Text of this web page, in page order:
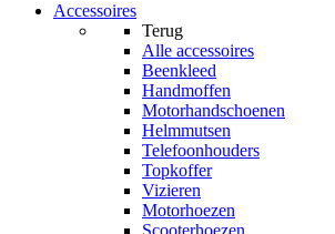
Accessoires
Terug
Alle accessoires
Beenkleed
Handmoffen
Motorhandschoenen
Helmmutsen
Telefoonhouders
Topkoffer
Vizieren
Motorhoezen
Scooterhoezen